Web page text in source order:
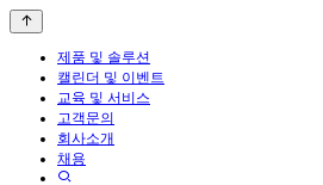
제품 및 솔루션
캘린더 및 이벤트
교육 및 서비스
고객문의
회사소개
채용